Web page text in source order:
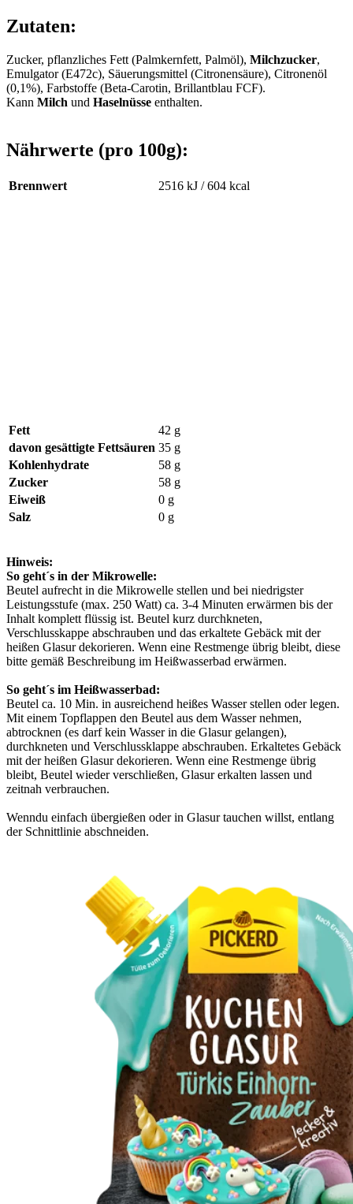
Zutaten:
Zucker, pflanzliches Fett (Palmkernfett, Palmöl), Milchzucker,
Emulgator (E472c), Säuerungsmittel (Citronensäure), Citronenöl
(0,1%), Farbstoffe (Beta-Carotin, Brillantblau FCF).
Kann Milch und Haselnüsse enthalten.
Nährwerte (pro 100g):
Brennwert 2516 kJ / 604 kcal
Fett
42 g
davon gesättigte Fettsäuren 35 g
Kohlenhydrate
58 g
Zucker
58 g
Eiweiß
0 g
Salz
0 g
Hinweis:
So geht´s in der Mikrowelle:
Beutel aufrecht in die Mikrowelle stellen und bei niedrigster
Leistungsstufe (max. 250 Watt) ca. 3-4 Minuten erwärmen bis der
Inhalt komplett flüssig ist. Beutel kurz durchkneten,
Verschlusskappe abschrauben und das erkaltete Gebäck mit der
heißen Glasur dekorieren. Wenn eine Restmenge übrig bleibt, diese
bitte gemäß Beschreibung im Heißwasserbad erwärmen.
So geht´s im Heißwasserbad:
Beutel ca. 10 Min. in ausreichend heißes Wasser stellen oder legen.
Mit einem Topflappen den Beutel aus dem Wasser nehmen,
abtrocknen (es darf kein Wasser in die Glasur gelangen),
durchkneten und Verschlussklappe abschrauben. Erkaltetes Gebäck
mit der heißen Glasur dekorieren. Wenn eine Restmenge übrig
bleibt, Beutel wieder verschließen, Glasur erkalten lassen und
zeitnah verbrauchen.
Wenndu einfach übergießen oder in Glasur tauchen willst, entlang
der Schnittlinie abschneiden.